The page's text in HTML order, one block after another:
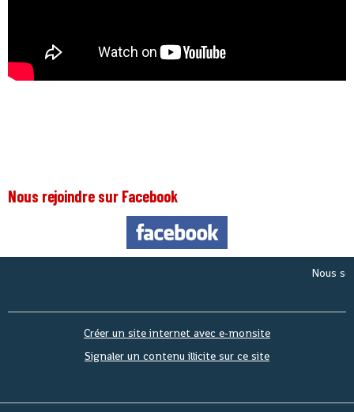
Nous rejoindre sur Facebook
Nous
Créer un site internet avec e-monsite
Signaler un contenu illicite sur ce site